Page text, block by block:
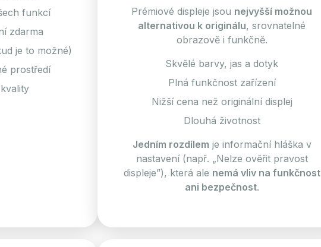
funkcí
zdarma
je to možné)
prostředí
Prémiové displeje jsou nejvyšší možnou
alternativou k originálu, srovnatelné
obrazově i funkčně.
Skvělé barvy, jas a dotyk
Plná funkčnost zařízení
Nižší cena než originální displej
Dlouhá životnost
Jedním rozdílem je informační hláška v
nastavení (např. „Nelze ověřit pravost
displeje”), která ale nemá vliv na funkčnost
ani bezpečnost.